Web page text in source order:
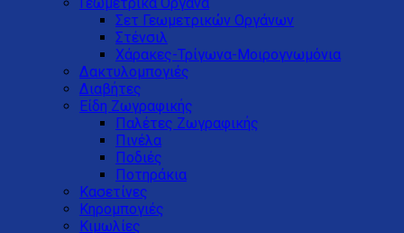
Σετ Γεωμετρικών Οργάνων
Στένσιλ
Χάρακες-Τρίγωνα-Μοιρογνωμόνια
Δακτυλομπογιές
Διαβήτες
Είδη Ζωγραφικής
Παλέτες Ζωγραφικής
Πινέλα
Ποδιές
Ποτηράκια
Κασετίνες
Κηρομπογιές
Κιμωλίες